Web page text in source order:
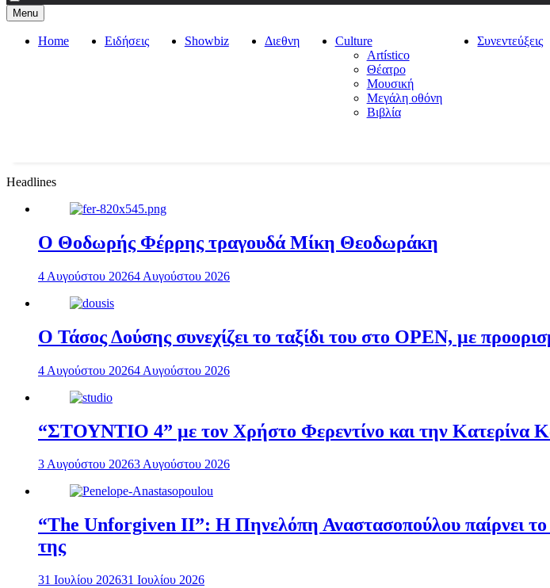
Menu
Home Ειδήσεις Showbiz Διεθνη
Culture
Artístico
Θέατρο
Μουσική
Μεγάλη οθόνη
Βιβλία
Συνεντεύξεις
Headlines
Ο Θοδωρής Φέρρης τραγουδά Μίκη Θεοδωράκη
4 Αυγούστου 20264 Αυγούστου 2026
Ο Τάσος Δούσης συνεχίζει το ταξίδι του στο OPEN, με
4 Αυγούστου 20264 Αυγούστου 2026
“ΣΤΟΥΝΤΙΟ 4” με τον Χρήστο Φερεντίνο και την Κατερίνα
3 Αυγούστου 20263 Αυγούστου 2026
“The Unforgiven II”: Η Πηνελόπη Αναστασοπούλου παίρνει
της
31 Ιουλίου 202631 Ιουλίου 2026